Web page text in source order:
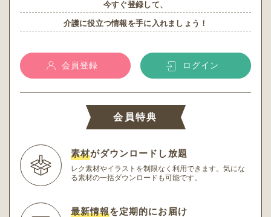
今すぐ登録して、
介護に役立つ情報を手に入れましょう！
会員登録 ログイン
会員特典
素材がダウンロードし放題
レク素材やイラストを制限なく利用できます。 気にな
る素材の一括ダウンロードも可能です。
最新情報を定期的にお届け